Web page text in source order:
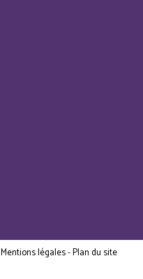
Mentions légales-Plan du site